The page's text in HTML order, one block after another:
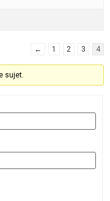
← 1 2 3 4
sujet.